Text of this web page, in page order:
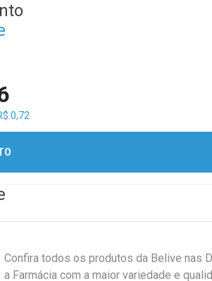
0,72
Confira todos os produtos da Belive nas
a Farmácia com a maior variedade e